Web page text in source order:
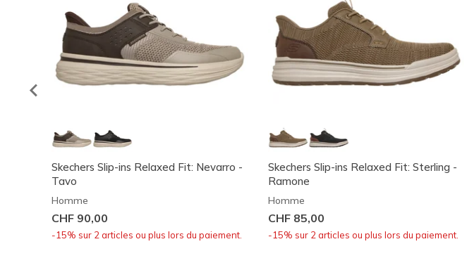
Skechers Slip-ins Relaxed Fit: Nevarro -
Tavo
Homme
CHF 90,00
-15% sur 2 articles ou plus lors du paiement.
Skechers Slip-ins Relaxed Fit: Sterling -
Ramone
Homme
CHF 85,00
-15% sur 2 articles ou plus lors du paiement.